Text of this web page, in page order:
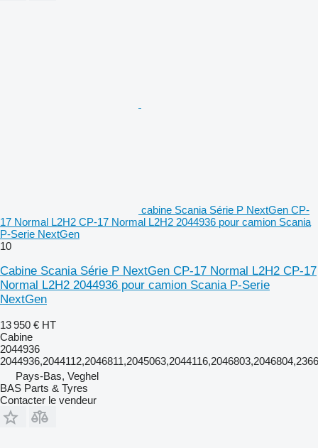
cabine Scania Série P NextGen CP-
17 Normal L2H2 CP-17 Normal L2H2 2044936 pour camion Scania
P-Serie NextGen
10
Cabine Scania Série P NextGen CP-17 Normal L2H2 CP-17
Normal L2H2 2044936 pour camion Scania P-Serie
NextGen
13 950 € HT
Cabine
2044936
Pays-Bas, Veghel
BAS Parts & Tyres
Contacter le vendeur